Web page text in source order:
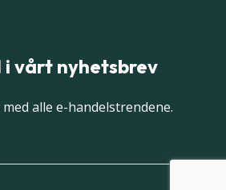
i vårt nyhetsbrev
alle e-handelstrendene.